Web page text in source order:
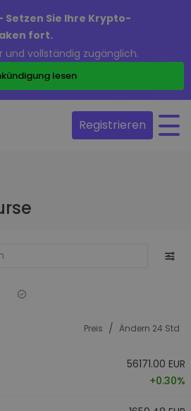
Sie Ihre Krypto-
fort.
und vollständig zugänglich.
lesen
Registrieren
Preis / Ändern 24 Std
56171.00 EUR
+0.30%